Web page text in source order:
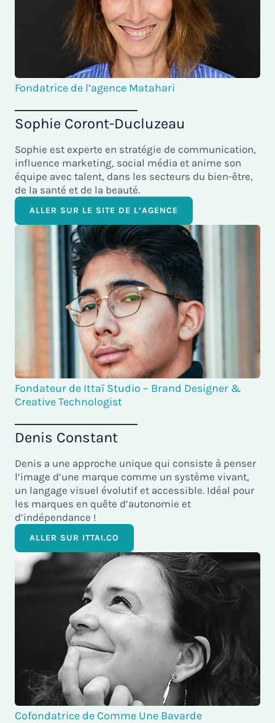
Fondatrice de l’agence Matahari
Sophie Coront-Ducluzeau
Sophie est experte en stratégie de communication,
influence marketing, social média et anime son
équipe avec talent, dans les secteurs du bien-être,
de la santé et de la beauté.
ALLER SUR LE SITE DE L’AGENCE
Fondateur de Ittaï Studio – Brand Designer &
Creative Technologist
Denis Constant
Denis a une approche unique qui consiste à penser
l’image d’une marque comme un système vivant,
un langage visuel évolutif et accessible. Idéal pour
les marques en quête d’autonomie et
d’indépendance !
ALLER SUR ITTAI.CO
Cofondatrice de Comme Une Bavarde